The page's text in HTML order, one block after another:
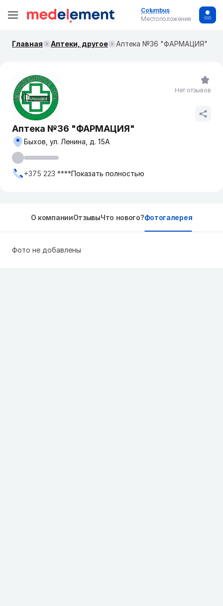
Columbus
Местоположение
Главная Аптеки, другое Аптека №36 "ФАРМАЦИЯ"
Аптека №36 "ФАРМАЦИЯ"
Быхов, ул. Ленина, д. 15А
+375 223 ****Показать полностью
Нет отзывов
О компанииОтзывыЧто нового?Фотогалерея
Фото не добавлены